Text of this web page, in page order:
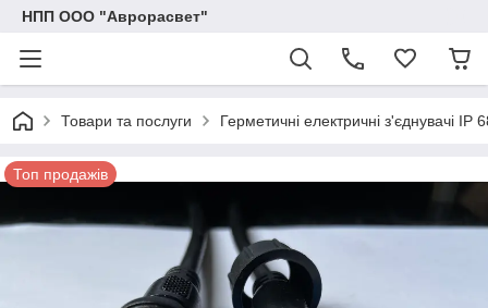
НПП ООО "Аврорасвет"
Товари та послуги Герметичні електричні з'єднувачі IP
Топ продажів